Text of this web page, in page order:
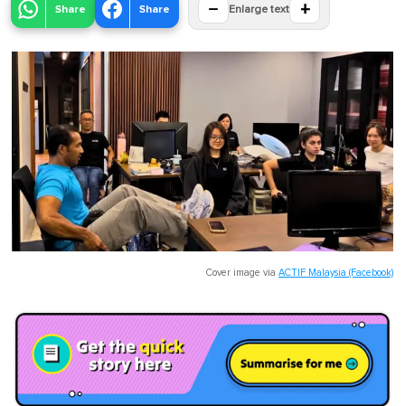
Share Share − Enlarge text +
Cover image via ACTIF Malaysia (Facebook)